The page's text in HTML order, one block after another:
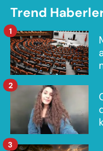
Trend
1
2
3